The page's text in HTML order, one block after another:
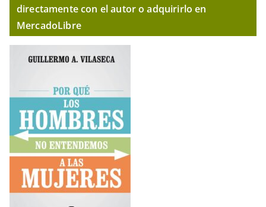
directamente con el autor o adquirirlo en
MercadoLibre